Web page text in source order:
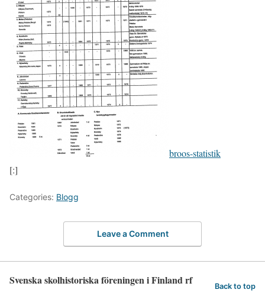
broos-statistik
[:]
Categories: Blogg
Leave a Comment
Svenska skolhistoriska föreningen i Finland rf Back to top